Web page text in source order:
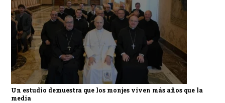
Un estudio demuestra que los monjes viven más años que la
media